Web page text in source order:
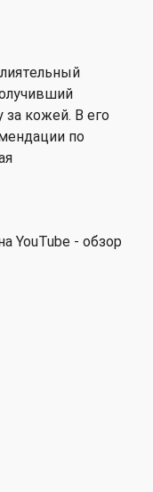
за кожей. В его
по
YouTube - обзор